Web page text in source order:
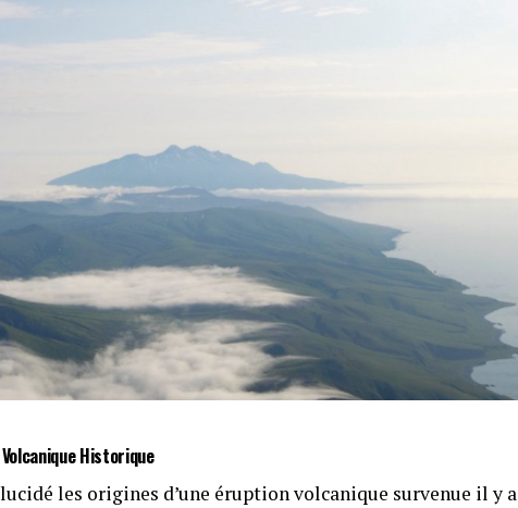
Historique
les origines d’une éruption volcanique survenue il y a